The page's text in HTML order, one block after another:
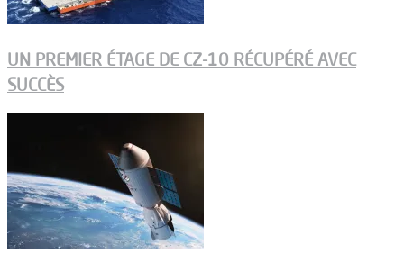
UN PREMIER ÉTAGE DE CZ-10 RÉCUPÉRÉ AVEC
SUCCÈS